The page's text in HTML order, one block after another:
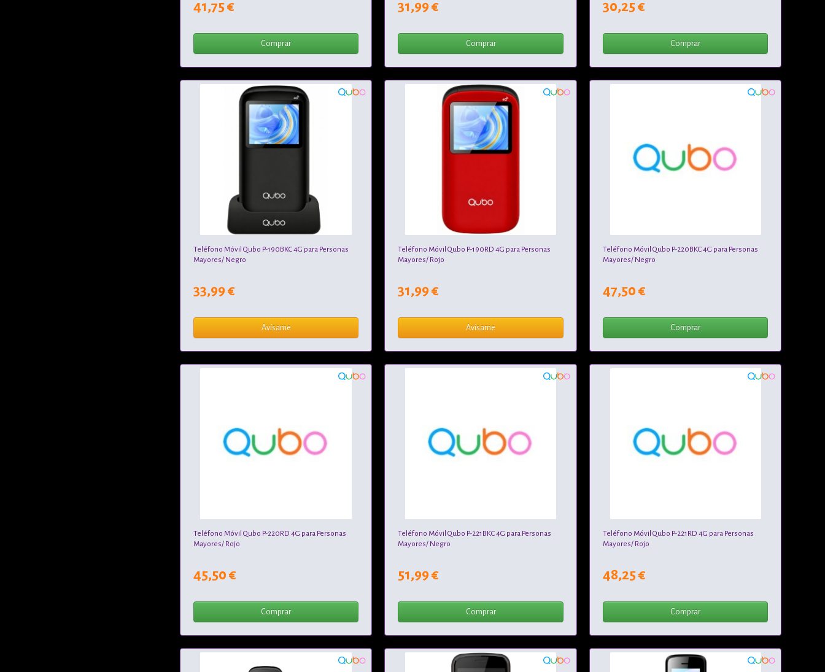
41,75 €
Comprar
31,99 €
Comprar
30,25 €
Comprar
Teléfono Móvil Qubo P-190BKC 4G para Personas
Mayores/ Negro
33,99 €
Avísame
Teléfono Móvil Qubo P-190RD 4G para Personas
Mayores/ Rojo
31,99 €
Avísame
Teléfono Móvil Qubo P-220BKC 4G para Personas
Mayores/ Negro
47,50 €
Comprar
Teléfono Móvil Qubo P-220RD 4G para Personas
Mayores/ Rojo
45,50 €
Comprar
Teléfono Móvil Qubo P-221BKC 4G para Personas
Mayores/ Negro
51,99 €
Comprar
Teléfono Móvil Qubo P-221RD 4G para Personas
Mayores/ Rojo
48,25 €
Comprar